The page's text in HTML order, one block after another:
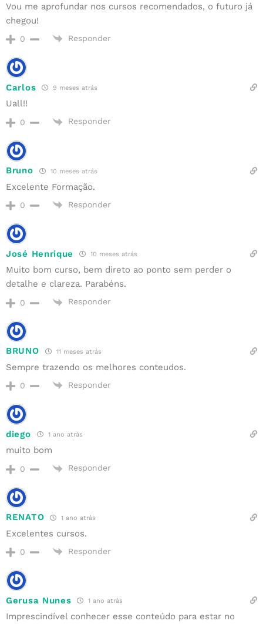
Vou me aprofundar nos cursos recomendados, o futuro já
chegou!
0 Responder
Carlos 9 meses atrás
Uall!!
0 Responder
Bruno 10 meses atrás
Excelente Formação.
0 Responder
José Henrique 10 meses atrás
Muito bom curso, bem direto ao ponto sem perder o
detalhe e clareza. Parabéns.
0 Responder
BRUNO 11 meses atrás
Sempre trazendo os melhores conteudos.
0 Responder
diego 1 ano atrás
muito bom
0 Responder
RENATO 1 ano atrás
Excelentes cursos.
0 Responder
Gerusa Nunes 1 ano atrás
Imprescindível conhecer esse conteúdo para estar no